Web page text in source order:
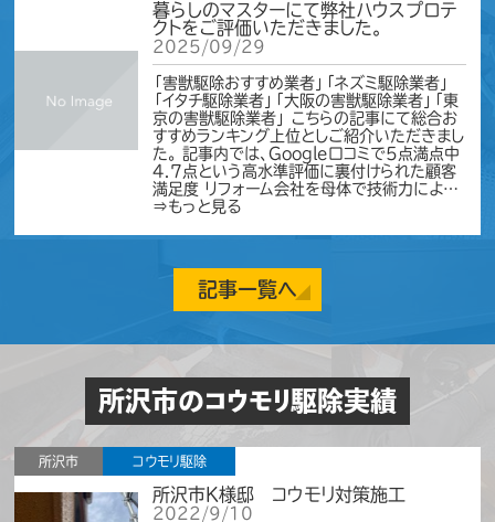
暮らしのマスターにて弊社ハウスプロテ
クトをご評価いただきました。
2025/09/29
「害獣駆除おすすめ業者」「ネズミ駆除業者」
「イタチ駆除業者」「大阪の害獣駆除業者」「東
京の害獣駆除業者」 こちらの記事にて総合お
すすめランキング上位としご紹介いただきまし
た。 記事内では、Google口コミで5点満点中
4.7点という高水準評価に裏付けられた顧客
満足度 リフォーム会社を母体で技術力によ…
⇒もっと見る
ございます。 当社ハウスプロテクトは、お盆期
間中も休まず通常営業しております。 「夏だし
暑いから問い合わせは後でいいかな…」「大き
う思っているうちに、ある日突然、天井裏や壁
の中で大きな物音がしはじめ、気づけば被害
が一…⇒もっと見る
記事一覧へ
所沢市のコウモリ駆除実績
所沢市 コウモリ駆除
所沢市K様邸 コウモリ対策施工
2022/9/10